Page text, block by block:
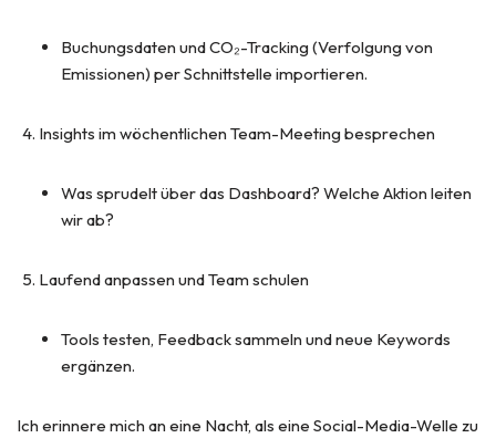
Buchungsdaten und CO₂-Tracking (Verfolgung von
Emissionen) per Schnittstelle importieren.
Insights im wöchentlichen Team-Meeting besprechen
Was sprudelt über das Dashboard? Welche Aktion leiten
wir ab?
Laufend anpassen und Team schulen
Tools testen, Feedback sammeln und neue Keywords
ergänzen.
Ich erinnere mich an eine Nacht, als eine Social-Media-Welle zu